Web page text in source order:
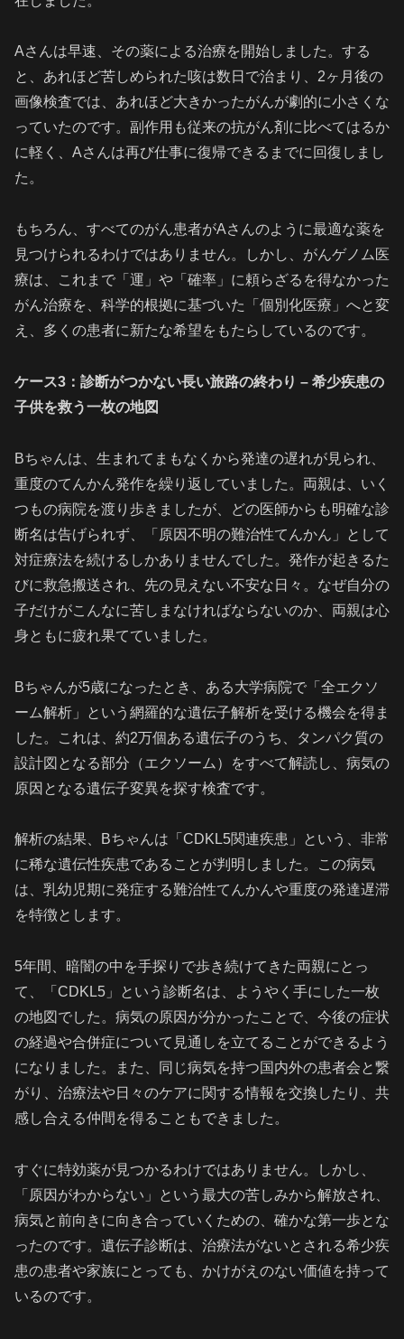
Aさんは早速、その薬による治療を開始しました。する
と、あれほど苦しめられた咳は数日で治まり、2ヶ月後の
画像検査では、あれほど大きかったがんが劇的に小さくな
っていたのです。副作用も従来の抗がん剤に比べてはるか
に軽く、Aさんは再び仕事に復帰できるまでに回復しまし
た。
もちろん、すべてのがん患者がAさんのように最適な薬を
見つけられるわけではありません。しかし、がんゲノム医
療は、これまで「運」や「確率」に頼らざるを得なかった
がん治療を、科学的根拠に基づいた「個別化医療」へと変
え、多くの患者に新たな希望をもたらしているのです。
ケース3：診断がつかない長い旅路の終わり – 希少疾患の
子供を救う一枚の地図
Bちゃんは、生まれてまもなくから発達の遅れが見られ、
重度のてんかん発作を繰り返していました。両親は、いく
つもの病院を渡り歩きましたが、どの医師からも明確な診
断名は告げられず、「原因不明の難治性てんかん」として
対症療法を続けるしかありませんでした。発作が起きるた
びに救急搬送され、先の見えない不安な日々。なぜ自分の
子だけがこんなに苦しまなければならないのか、両親は心
身ともに疲れ果てていました。
Bちゃんが5歳になったとき、ある大学病院で「全エクソ
ーム解析」という網羅的な遺伝子解析を受ける機会を得ま
した。これは、約2万個ある遺伝子のうち、タンパク質の
設計図となる部分（エクソーム）をすべて解読し、病気の
原因となる遺伝子変異を探す検査です。
解析の結果、Bちゃんは「CDKL5関連疾患」という、非常
に稀な遺伝性疾患であることが判明しました。この病気
は、乳幼児期に発症する難治性てんかんや重度の発達遅滞
を特徴とします。
5年間、暗闇の中を手探りで歩き続けてきた両親にとっ
て、「CDKL5」という診断名は、ようやく手にした一枚
の地図でした。病気の原因が分かったことで、今後の症状
の経過や合併症について見通しを立てることができるよう
になりました。また、同じ病気を持つ国内外の患者会と繋
がり、治療法や日々のケアに関する情報を交換したり、共
感し合える仲間を得ることもできました。
すぐに特効薬が見つかるわけではありません。しかし、
「原因がわからない」という最大の苦しみから解放され、
病気と前向きに向き合っていくための、確かな第一歩とな
ったのです。遺伝子診断は、治療法がないとされる希少疾
患の患者や家族にとっても、かけがえのない価値を持って
いるのです。